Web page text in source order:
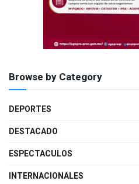
Browse by Category
DEPORTES
DESTACADO
ESPECTACULOS
INTERNACIONALES